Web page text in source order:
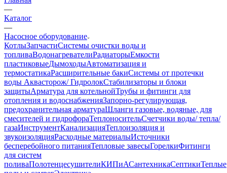
—
Каталог
—
Насосное оборудование
КотлыЗапчастиСистемы очистки воды и
топливаВодонагревателиРадиаторыЕмкости
пластиковыеДымоходыАвтоматизация и
термостатикаРасширительные бакиСистемы от протечки
воды Аквасторож/ ГидролокСтабилизаторы и блоки
защитыАрматура для котельнойТрубы и фитинги для
отопления и водоснабженияЗапорно-регулирующая,
предохранительная арматураШланги газовые, водяные, для
смесителей и гидрофораТеплоносительСчетчики воды/ тепла/
газаИнструментКанализацияТеплоизоляция и
звукоизоляцияРасходные материалыИсточники
бесперебойного питанияТепловые завесыГорелкиФитинги
для систем
поливаПолотенцесушителиКИПиАСантехникаСептикиТеплые